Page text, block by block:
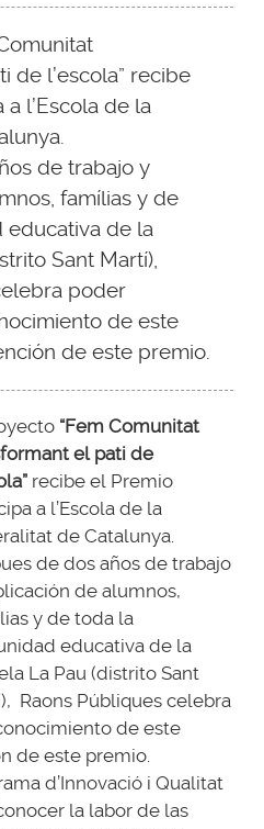
de l’escola” recibe
l’Escola de la
de trabajo y
famílias y de
educativa de la
Sant Martí),
poder
de este
de este premio.
“Fem Comunitat
el pati de
recibe el Premio
a l’Escola de la
de Catalunya.
de dos años de trabajo
de alumnos,
y de toda la
educativa de la
La Pau (distrito Sant
Raons Públiques celebra
de este
de este premio.
d’Innovació i Qualitat
la labor de las